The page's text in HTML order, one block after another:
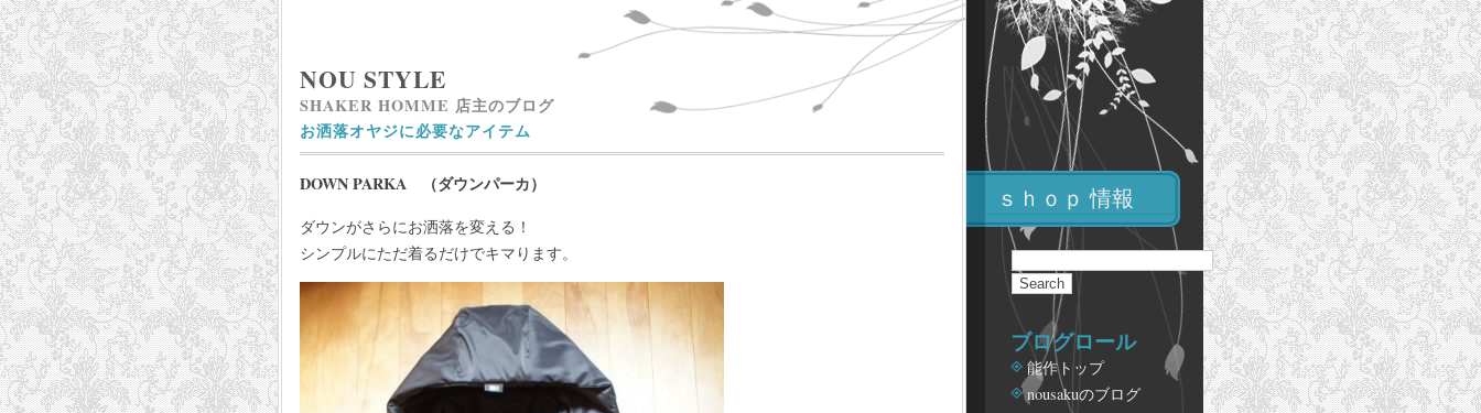
NOU STYLE
SHAKER HOMME 店主のブログ
お洒落オヤジに必要なアイテム
DOWN PARKA （ダウンパーカ）
ダウンがさらにお洒落を変える！
シンプルにただ着るだけでキマります。
ｓｈｏｐ 情報
ブログロール
能作トップ
nousakuのブログ